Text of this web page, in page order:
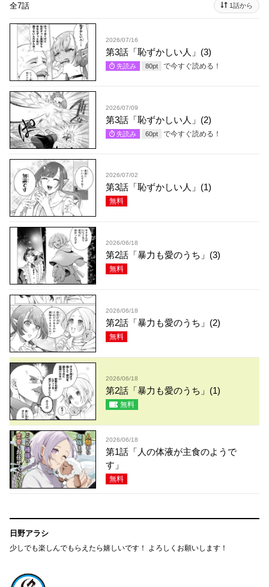
全7話 1話から
2026/07/16
第3話「恥ずかしい人」(3)
先読み 80pt で今すぐ読める！
2026/07/09
第3話「恥ずかしい人」(2)
先読み 60pt で今すぐ読める！
2026/07/02
第3話「恥ずかしい人」(1)
無料
2026/06/18
第2話「暴力も愛のうち」(3)
無料
2026/06/18
第2話「暴力も愛のうち」(2)
無料
2026/06/18
第2話「暴力も愛のうち」(1)
無料
2026/06/18
第1話「人の体液が主食のようで
す」
無料
日野アラシ
少しでも楽しんでもらえたら嬉しいです！ よろしくお願いします！